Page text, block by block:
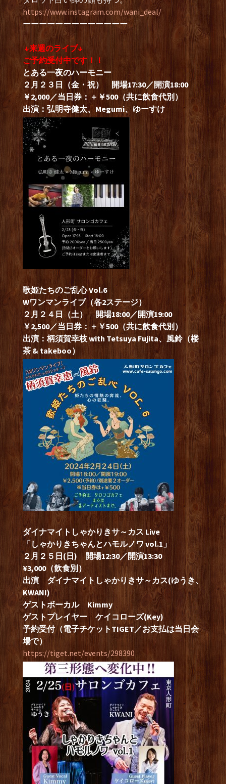
https://www.instagram.com/wani_deal/
ーーーーーーーーーーーーー
↓来週のライブ↓
ご予約受付中です！！
とある一夜のハーモニー
２月２３ 日（金・祝） 開場17:30／開演18:00
￥2,000／当日券：＋￥500（共に飲食代別）
出演：弘明寺健太、Megumi、ゆーすけ
歌姫たちのご乱心 Vol.6
Wワンマンライブ（各2ステージ）
２月２４ 日（土） 開場18:00／開演19:00
￥2,500／当日券：＋￥500（共に飲食代別）
出演：柄須賀幸枝 with Tetsuya Fujita、風鈴（楼
茶 & takeboo）
ダイナマイトしゃかりきサ～カス Live
「しゃかりきちゃんとハモルノワ vol.1」
２月２５日(日) 開場12:30／開演13:30
¥3,000（飲食別）
出演 ダイナマイトしゃかりきサ～カス(ゆうき、
KWANI)
ゲストボーカル Kimmy
ゲストプレイヤー ケイコローズ(Key)
予約受付（電子チケットTIGET／お支払は当日会
場で）
https://tiget.net/events/298390